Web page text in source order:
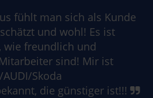
fühlt man sich als Kunde
und wohl! Es ist
freundlich und
sind! Mir ist
Skoda
die günstiger ist!!!